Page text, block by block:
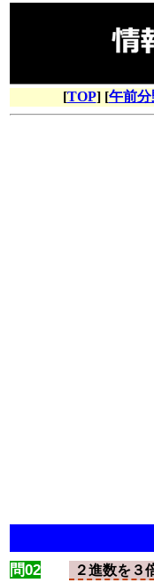
[TOP] [午前分
問02 ２進数を３